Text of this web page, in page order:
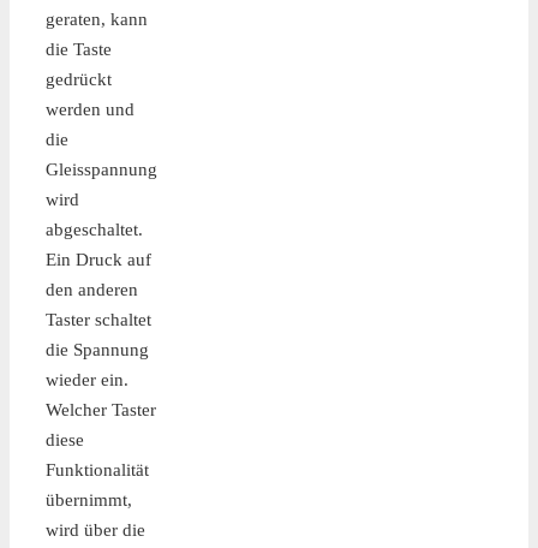
geraten, kann
die Taste
gedrückt
werden und
die
Gleisspannung
wird
abgeschaltet.
Ein Druck auf
den anderen
Taster schaltet
die Spannung
wieder ein.
Welcher Taster
diese
Funktionalität
übernimmt,
wird über die